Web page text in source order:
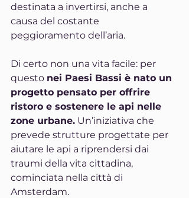
destinata a invertirsi, anche a
causa del costante
peggioramento dell’aria.
Di certo non una vita facile: per
questo nei Paesi Bassi è nato un
progetto pensato per offrire
ristoro e sostenere le api nelle
zone urbane. Un’iniziativa che
prevede strutture progettate per
aiutare le api a riprendersi dai
traumi della vita cittadina,
cominciata nella città di
Amsterdam.